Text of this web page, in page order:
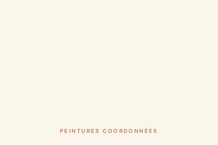
PEINTURES COORDONNÉES